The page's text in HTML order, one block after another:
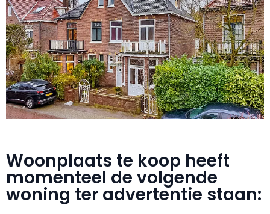
Woonplaats te koop heeft
momenteel de volgende
woning ter advertentie staan: